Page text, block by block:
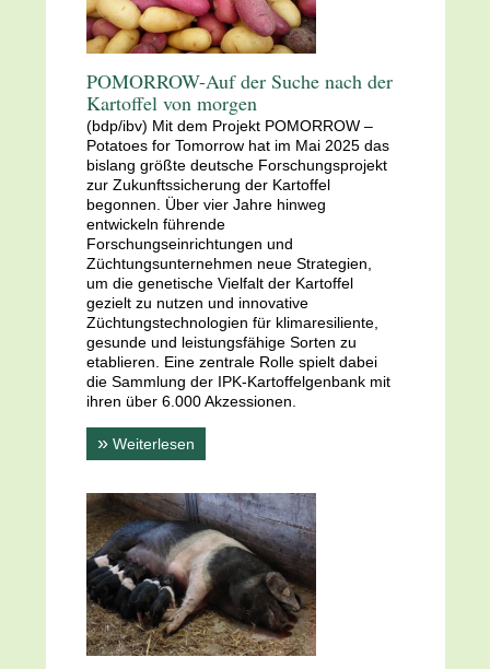
POMORROW-Auf der Suche nach der
Kartoffel von morgen
(bdp/ibv) Mit dem Projekt POMORROW –
Potatoes for Tomorrow hat im Mai 2025 das
bislang größte deutsche Forschungsprojekt
zur Zukunftssicherung der Kartoffel
begonnen. Über vier Jahre hinweg
entwickeln führende
Forschungseinrichtungen und
Züchtungsunternehmen neue Strategien,
um die genetische Vielfalt der Kartoffel
gezielt zu nutzen und innovative
Züchtungstechnologien für klimaresiliente,
gesunde und leistungsfähige Sorten zu
etablieren. Eine zentrale Rolle spielt dabei
die Sammlung der IPK-Kartoffelgenbank mit
ihren über 6.000 Akzessionen.
» Weiterlesen